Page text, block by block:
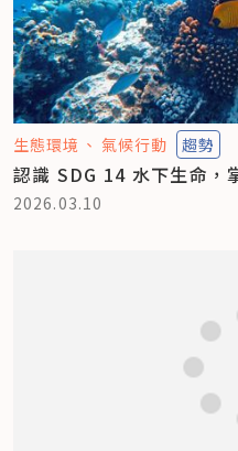
生態環境 氣候行動 趨勢
認識 SDG 14 水下生命，
2026.03.10